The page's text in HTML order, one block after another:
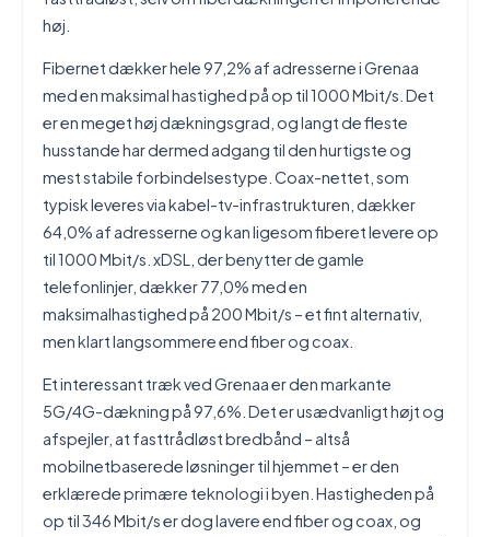
høj.
Fibernet dækker hele 97,2% af adresserne i Grenaa
med en maksimal hastighed på op til 1000 Mbit/s. Det
er en meget høj dækningsgrad, og langt de fleste
husstande har dermed adgang til den hurtigste og
mest stabile forbindelsestype. Coax-nettet, som
typisk leveres via kabel-tv-infrastrukturen, dækker
64,0% af adresserne og kan ligesom fiberet levere op
til 1000 Mbit/s. xDSL, der benytter de gamle
telefonlinjer, dækker 77,0% med en
maksimalhastighed på 200 Mbit/s – et fint alternativ,
men klart langsommere end fiber og coax.
Et interessant træk ved Grenaa er den markante
5G/4G-dækning på 97,6%. Det er usædvanligt højt og
afspejler, at fasttrådløst bredbånd – altså
mobilnetbaserede løsninger til hjemmet – er den
erklærede primære teknologi i byen. Hastigheden på
op til 346 Mbit/s er dog lavere end fiber og coax, og